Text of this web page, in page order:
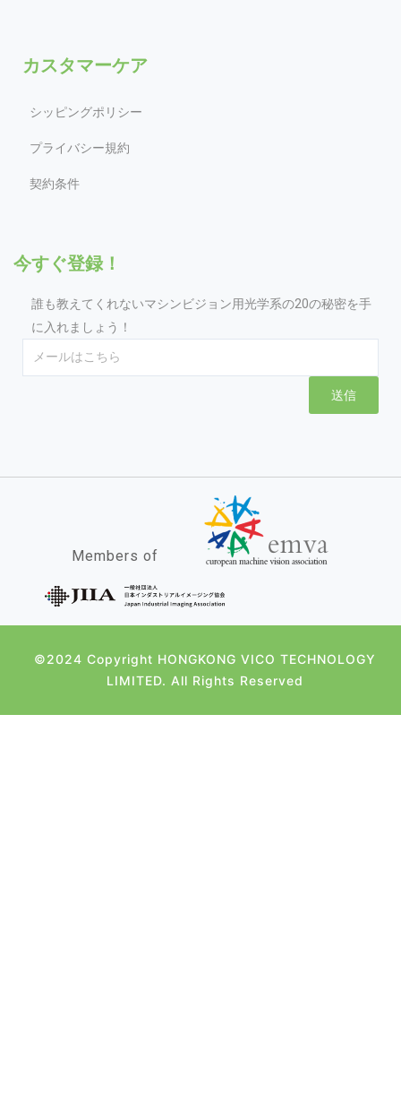
カスタマーケア
シッピングポリシー
プライバシー規約
契約条件
今すぐ登録！
誰も教えてくれないマシンビジョン用光学系の20の秘密を手
に入れましょう！
送信
Members of
©2024 Copyright HONGKONG VICO TECHNOLOGY
LIMITED. All Rights Reserved